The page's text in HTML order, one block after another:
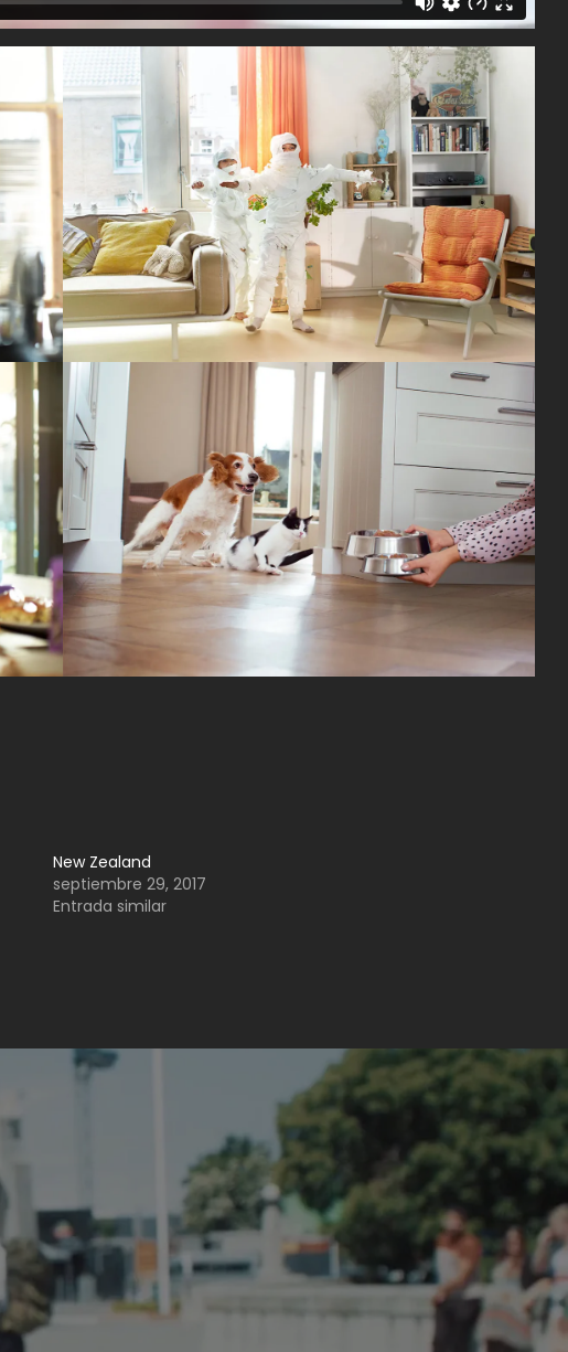
New Zealand
septiembre 29, 2017
Entrada similar